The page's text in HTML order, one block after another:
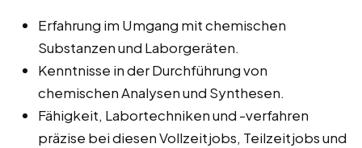
Erfahrung im Umgang mit chemischen
Substanzen und Laborgeräten.
Kenntnisse in der Durchführung von
chemischen Analysen und Synthesen.
Fähigkeit, Labortechniken und -verfahren
präzise bei diesen Vollzeitjobs, Teilzeitjobs und